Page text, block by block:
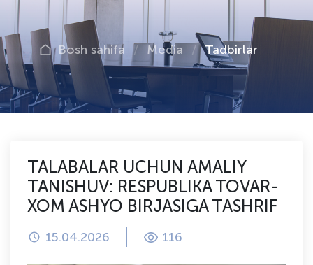
Bosh sahifa Media Tadbirlar
TALABALAR UCHUN AMALIY
TANISHUV: RESPUBLIKA TOVAR-
XOM ASHYO BIRJASIGA TASHRIF
15.04.2026 116